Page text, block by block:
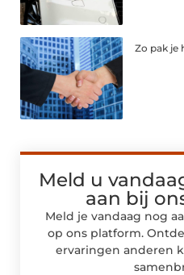
Zo pak je
Meld u
aan bij
Meld je vandaag nog
op ons platform.
ervaringen anderen